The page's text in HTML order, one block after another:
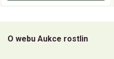
O webu Aukce rostlin